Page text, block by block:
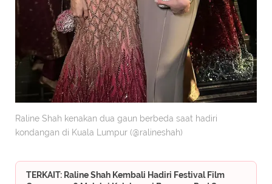
Raline Shah kenakan dua gaun berbeda saat hadiri
kondangan di Kuala Lumpur (@ralineshah)
TERKAIT: Raline Shah Kembali Hadiri Festival Film